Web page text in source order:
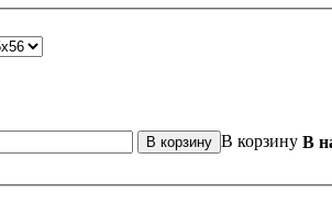
В корзину В